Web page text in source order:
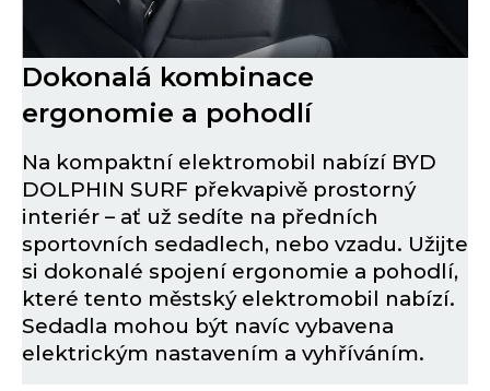
Dokonalá kombinace
ergonomie a pohodlí
Na kompaktní elektromobil nabízí BYD
DOLPHIN SURF překvapivě prostorný
interiér – ať už sedíte na předních
sportovních sedadlech, nebo vzadu. Užijte
si dokonalé spojení ergonomie a pohodlí,
které tento městský elektromobil nabízí.
Sedadla mohou být navíc vybavena
elektrickým nastavením a vyhříváním.